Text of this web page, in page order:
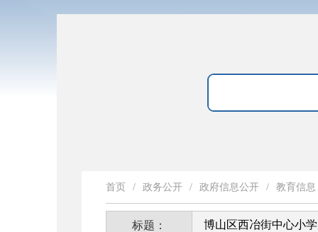
首页 / 政务公开 / 政府信息公开 / 教育信息
标题： 博山区西冶街中心小